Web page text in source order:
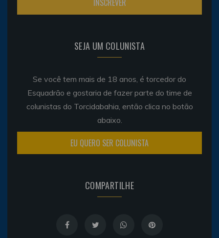
SEJA UM COLUNISTA
Se você tem mais de 18 anos, é torcedor do
Esquadrão e gostaria de fazer parte do time de
colunistas do Torcidabahia, então clica no botão
abaixo.
EU QUERO SER COLUNISTA
COMPARTILHE